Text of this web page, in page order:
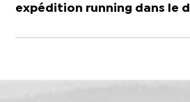
expédition running dans le